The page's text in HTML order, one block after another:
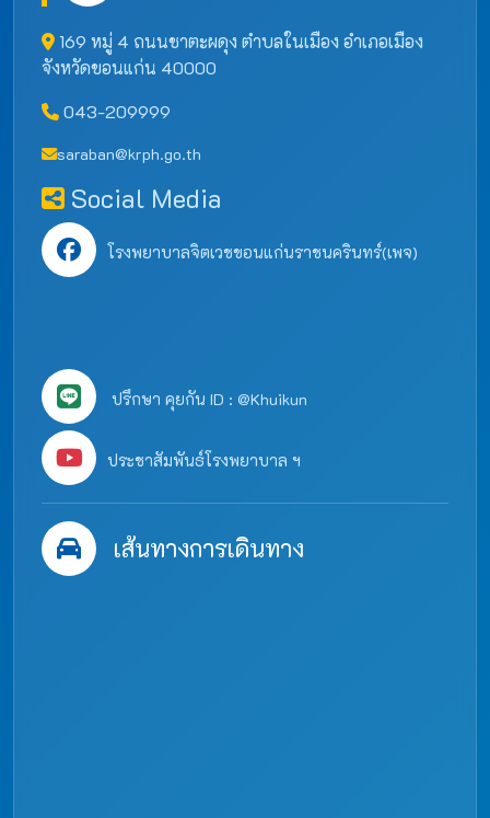
169 หมู่ 4 ถนนชาตะผดุง ตำบลในเมือง อำเภอเมือง
จังหวัดขอนแก่น 40000
043-209999
saraban@krph.go.th
Social Media
โรงพยาบาลจิตเวชขอนแก่นราชนครินทร์(เพจ)
ปรึกษา คุยกัน ID : @Khuikun
ประชาสัมพันธ์โรงพยาบาล ฯ
เส้นทางการเดินทาง